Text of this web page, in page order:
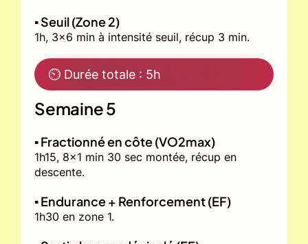
▪️ Seuil (Zone 2)
1h, 3x6 min à intensité seuil, récup 3 min.
⏲ Durée totale : 5h
Semaine 5
▪️ Fractionné en côte (VO2max)
1h15, 8x1 min 30 sec montée, récup en
descente.
▪️ Endurance + Renforcement (EF)
1h30 en zone 1.